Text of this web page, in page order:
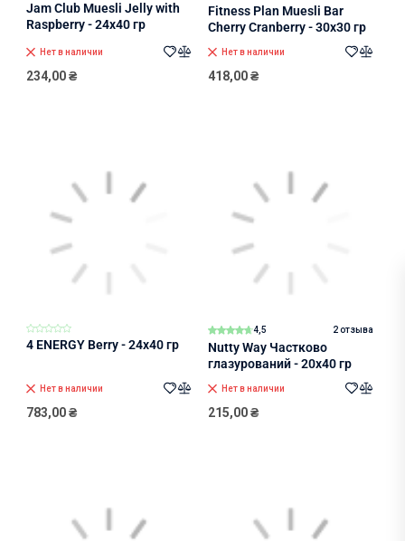
Jam Club Muesli Jelly with
Raspberry - 24x40 гр
Нет в наличии
234,00₴
Fitness Plan Muesli Bar
Cherry Cranberry - 30x30 гр
Нет в наличии
418,00₴
4 ENERGY Berry - 24x40 гр
Нет в наличии
783,00₴
4,5 2 отзыва
Nutty Way Частково
глазурований - 20x40 гр
Нет в наличии
215,00₴